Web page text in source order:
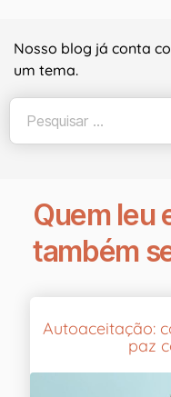
Nosso blog já conta
um tema.
Quem leu
também
Autoaceitação:
paz